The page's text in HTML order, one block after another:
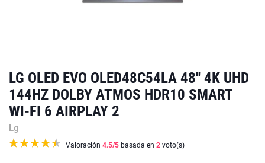
LG OLED EVO OLED48C54LA 48'' 4K UHD
144HZ DOLBY ATMOS HDR10 SMART
WI-FI 6 AIRPLAY 2
Lg
Valoración 4.5/5 basada en 2 voto(s)